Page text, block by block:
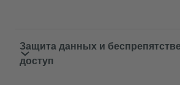
Защита данных и
доступ